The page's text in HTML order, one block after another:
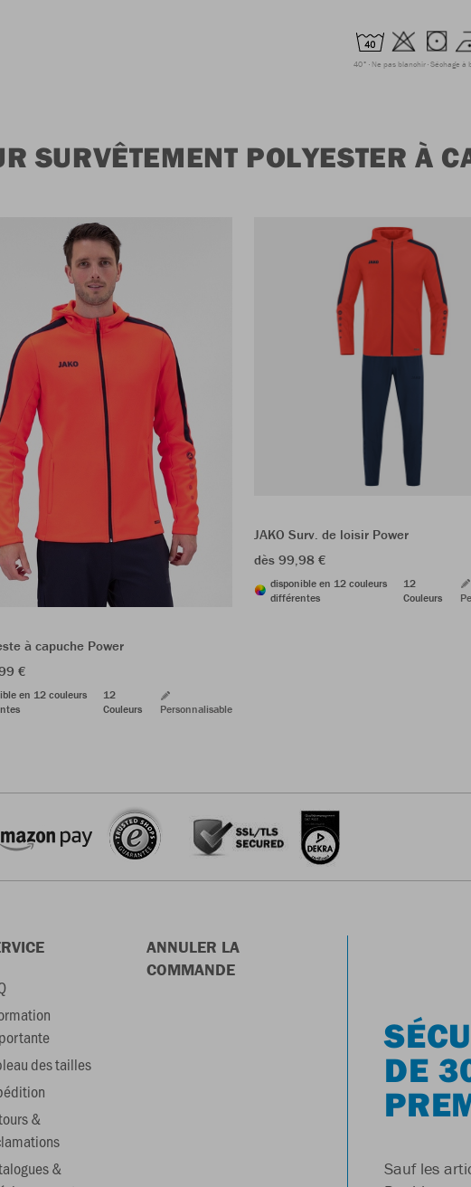
40° Ne pas blanchir Séchage à
SURVÊTEMENT POLYESTER À
à capuche Power
€
en 12 couleurs
12
Couleurs
Personnalisable
JAKO Surv. de loisir Power
dès 99,98 €
disponible en 12 couleurs
différentes
12
Couleurs
des tailles
&
&
ANNULER LA
COMMANDE
DE
Sauf les